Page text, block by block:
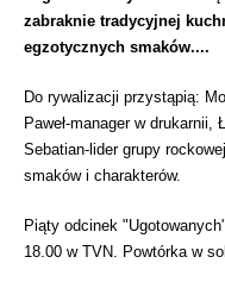
zabraknie tradycyjnej
egzotycznych smaków....
Do rywalizacji przystąpią:
Paweł-manager w
Sebatian-lider grupy
smaków i charakterów.
Piąty odcinek
18.00 w TVN. Powtórka w